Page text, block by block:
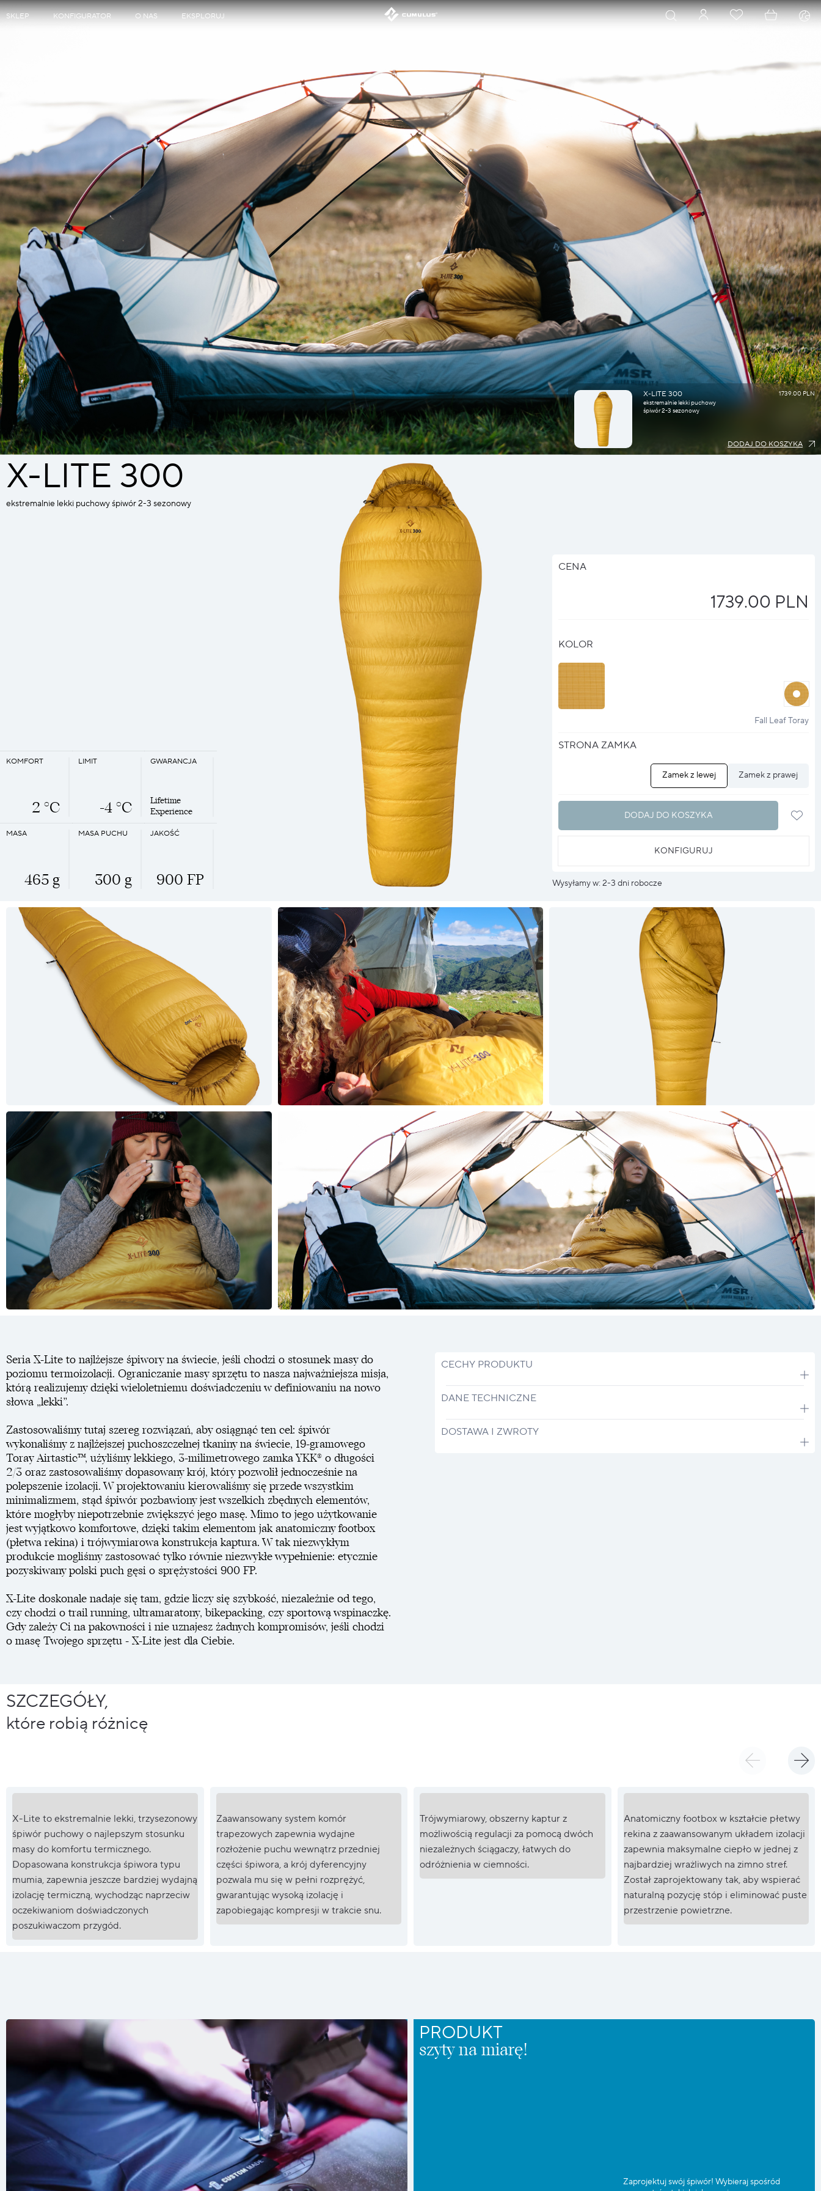
SKLEP KONFIGURATOR O NAS EKSPLORUJ
X-LITE 300
ekstremalnie lekki puchowy
śpiwór 2-3 sezonowy
1739.00 PLN
DODAJ DO KOSZYKA
X-LITE 300
ekstremalnie lekki puchowy śpiwór 2-3 sezonowy
MASA
465 g
JAKOŚĆ
900 FP
MASA PUCHU
300 g
KOMFORT
2 °C
LIMIT
-4 °C
GWARANCJA
Lifetime
Experience
CENA
1739.00 PLN
KOLOR
halo
?
Fall Leaf Toray
STRONA ZAMKA
Zamek z prawej
Zamek z lewej
DODAJ DO KOSZYKA
KONFIGURUJ
Wysyłamy w: 2-3 dni robocze
Seria X-Lite to najlżejsze śpiwory na świecie, jeśli chodzi o stosunek masy do
poziomu termoizolacji. Ograniczanie masy sprzętu to nasza najważniejsza misja,
którą realizujemy dzięki wieloletniemu doświadczeniu w definiowaniu na nowo
słowa „lekki”.
Zastosowaliśmy tutaj szereg rozwiązań, aby osiągnąć ten cel: śpiwór
wykonaliśmy z najlżejszej puchoszczelnej tkaniny na świecie, 19-gramowego
Toray Airtastic™, użyliśmy lekkiego, 3-milimetrowego zamka YKK® o długości
2/3 oraz zastosowaliśmy dopasowany krój, który pozwolił jednocześnie na
polepszenie izolacji. W projektowaniu kierowaliśmy się przede wszystkim
minimalizmem, stąd śpiwór pozbawiony jest wszelkich zbędnych elementów,
które mogłyby niepotrzebnie zwiększyć jego masę. Mimo to jego użytkowanie
jest wyjątkowo komfortowe, dzięki takim elementom jak anatomiczny footbox
(płetwa rekina) i trójwymiarowa konstrukcja kaptura. W tak niezwykłym
produkcie mogliśmy zastosować tylko równie niezwykłe wypełnienie: etycznie
pozyskiwany polski puch gęsi o sprężystości 900 FP.
X-Lite doskonale nadaje się tam, gdzie liczy się szybkość, niezależnie od tego,
czy chodzi o trail running, ultramaratony, bikepacking, czy sportową wspinaczkę.
Gdy zależy Ci na pakowności i nie uznajesz żadnych kompromisów, jeśli chodzi
o masę Twojego sprzętu - X-Lite jest dla Ciebie.
CECHY PRODUKTU
DANE TECHNICZNE
DOSTAWA I ZWROTY
SZCZEGÓŁY,
które robią różnicę
X-Lite to ekstremalnie lekki, trzysezonowy
śpiwór puchowy o najlepszym stosunku
masy do komfortu termicznego.
Dopasowana konstrukcja śpiwora typu
mumia, zapewnia jeszcze bardziej wydajną
izolację termiczną, wychodząc naprzeciw
oczekiwaniom doświadczonych
poszukiwaczom przygód.
Zaawansowany system komór
trapezowych zapewnia wydajne
rozłożenie puchu wewnątrz przedniej
części śpiwora, a krój dyferencyjny
pozwala mu się w pełni rozprężyć,
gwarantując wysoką izolację i
zapobiegając kompresji w trakcie snu.
Trójwymiarowy, obszerny kaptur z
możliwością regulacji za pomocą dwóch
niezależnych ściągaczy, łatwych do
odróżnienia w ciemności.
Anatomiczny footbox w kształcie płetwy
rekina z zaawansowanym układem izolacji
zapewnia maksymalne ciepło w jednej z
najbardziej wrażliwych na zimno stref.
Został zaprojektowany tak, aby wspierać
naturalną pozycję stóp i eliminować puste
przestrzenie powietrzne.
PRODUKT
szyty na miarę!
Zaprojektuj swój śpiwór! Wybieraj spośród